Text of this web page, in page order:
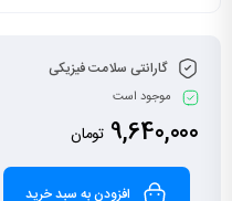
گارانتی سلامت فیزیکی
موجود است
9,640,000 تومان
افزودن به سبد خرید